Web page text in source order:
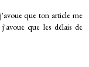
que ton article me
que les délais de